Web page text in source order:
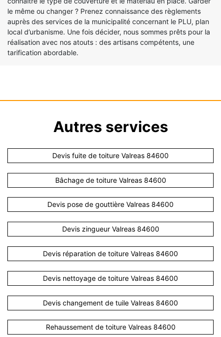
le même ou changer ? Prenez connaissance des règlements
auprès des services de la municipalité concernant le PLU, plan
local d’urbanisme. Une fois décider, nous sommes prêts pour la
réalisation avec nos atouts : des artisans compétents, une
tarification abordable.
Autres services
Devis fuite de toiture Valreas 84600
Bâchage de toiture Valreas 84600
Devis pose de gouttière Valreas 84600
Devis zingueur Valreas 84600
Devis réparation de toiture Valreas 84600
Devis nettoyage de toiture Valreas 84600
Devis changement de tuile Valreas 84600
Rehaussement de toiture Valreas 84600